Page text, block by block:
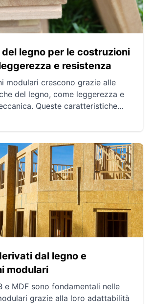
legno per le costruzioni
e resistenza
modulari crescono grazie alle
del legno, come leggerezza e
Queste caratteristiche
paragonabili alle leghe
un uso responsabile del
costruzioni durature ed
a un futuro più
dal legno e
modulari
e MDF sono fondamentali nelle
grazie alla loro adattabilità